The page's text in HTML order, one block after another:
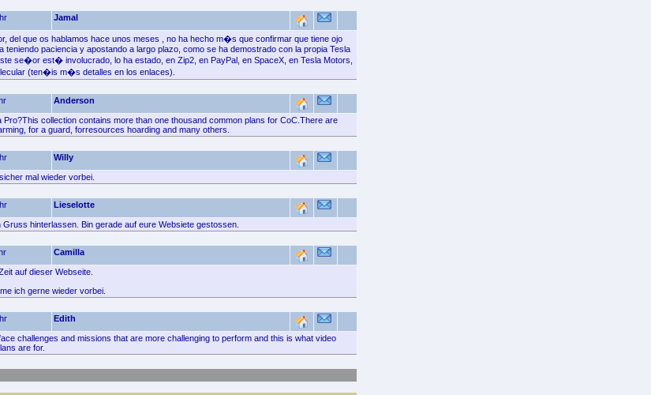
Jamal
del que os hablamos hace unos meses , no ha hecho m�s que confirmar que tiene ojo
teniendo paciencia y apostando a largo plazo, como se ha demostrado con la propia Tesla
se�or est� involucrado, lo ha estado, en Zip2, en PayPal, en SpaceX, en Tesla Motors,
(ten�is m�s detalles en los enlaces).
Anderson
Pro?This collection contains more than one thousand common plans for CoC.There are
for a guard, forresources hoarding and many others.
Willy
mal wieder vorbei.
Lieselotte
Gruss hinterlassen. Bin gerade auf eure Websiete gestossen.
Camilla
auf dieser Webseite.
ich gerne wieder vorbei.
Edith
challenges and missions that are more challenging to perform and this is what video
are for.